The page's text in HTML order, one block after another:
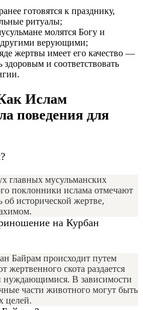
готовятся к празднику,
ритуалы;
молятся Богу и
другими верующими;
жертвы имеет его качество —
и соответствовать
Ислам
поведения для
главных мусульманских
поклонники ислама отмечают
исторической жертве,
на Курбан
Байрам происходит путем
жертвенного скота раздается
В зависимости
части животного могут быть
целей.